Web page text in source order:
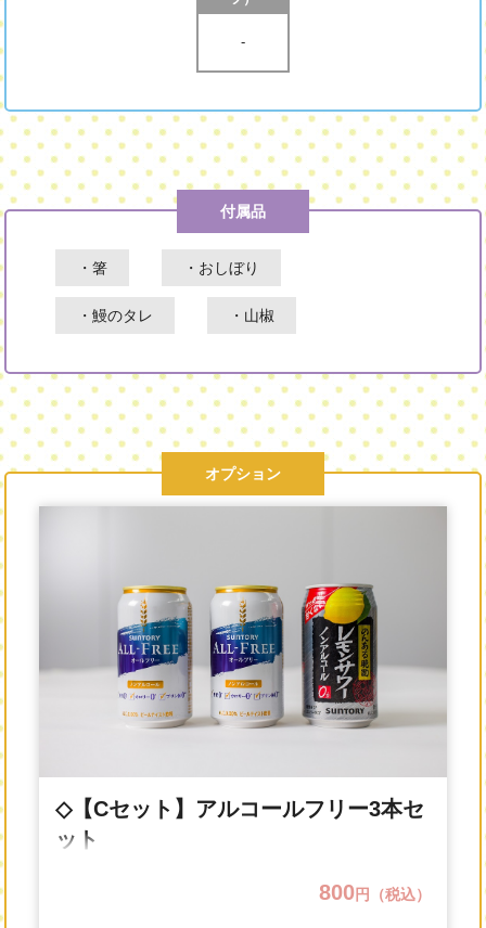
-
付属品
・箸 ・おしぼり
・鰻のタレ ・山椒
オプション
◇【Cセット】アルコールフリー3本セ
ット
800円（税込）